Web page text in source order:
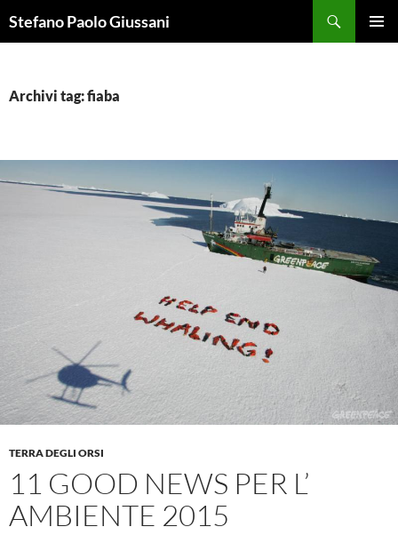
alStefano Paolo Giussani
Archivi tag: fiaba
TERRA DEGLI ORSI
11 GOOD NEWS PER L’
AMBIENTE 2015